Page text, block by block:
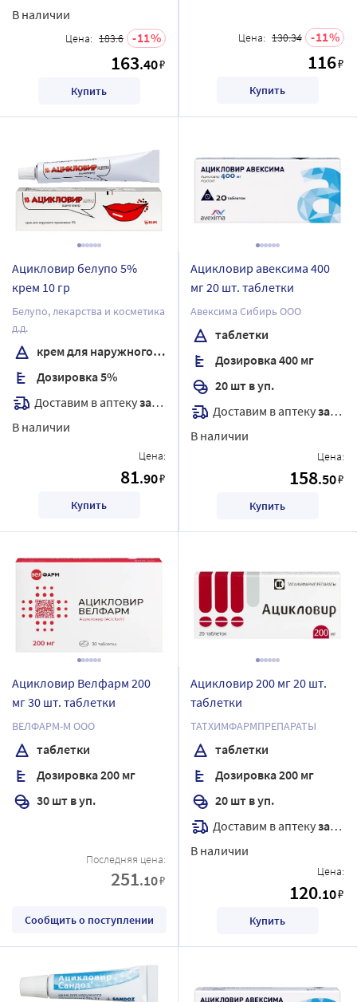
В наличии
Цена: 183.6 11
163.40₽
Купить
Цена: 130.34 11
116₽
Купить
Ацикловир белупо 5%
крем 10 гр
Белупо, лекарства и косметика
д.д.
крем для наружного применения
Дозировка 5%
Доставим в аптекузавтра
В наличии
Цена:
81.90₽
Купить
Ацикловир авексима 400
мг 20 шт. таблетки
Авексима Сибирь ООО
таблетки
Дозировка 400 мг
20 шт в уп.
Доставим в аптекузавтра
В наличии
Цена:
158.50₽
Купить
Ацикловир Велфарм 200
мг 30 шт. таблетки
ВЕЛФАРМ-М ООО
таблетки
Дозировка 200 мг
30 шт в уп.
Последняя цена:
251.10₽
Сообщить о поступлении
Ацикловир 200 мг 20 шт.
таблетки
ТАТХИМФАРМПРЕПАРАТЫ
таблетки
Дозировка 200 мг
20 шт в уп.
Доставим в аптекузавтра
В наличии
Цена:
120.10₽
Купить